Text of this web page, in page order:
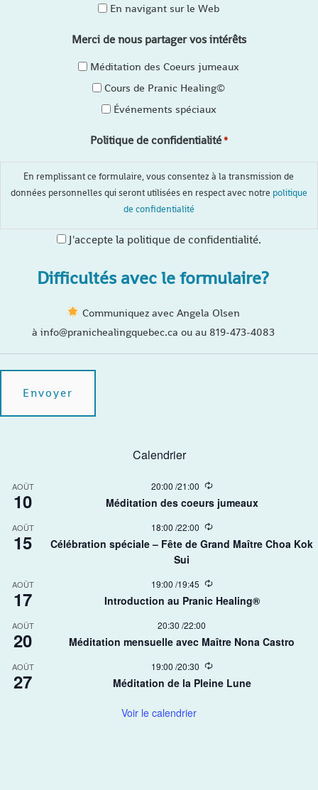
En navigant sur le Web
Merci de nous partager vos intérêts
Méditation des Coeurs jumeaux
Cours de Pranic Healing©
Événements spéciaux
Politique de confidentialité*
En remplissant ce formulaire, vous consentez à la transmission de
données personnelles qui seront utilisées en respect avec notre politique
de confidentialité
J'accepte la politique de confidentialité.
Difficultés avec le formulaire?
Communiquez avec Angela Olsen
à info@pranichealingquebec.ca ou au 819-473-4083
Calendrier
AOÛT
10
20:00 /21:00
R
c
r
r
Méditation des coeurs jumeaux
AOÛT
15
18:00 /22:00
R
c
r
n
Célébration spéciale – Fête de Grand Maître Choa Kok
Sui​
AOÛT
17
19:00 /19:45
R
e
c
r
n
Introduction au Pranic Healing®
AOÛT
20
20:30 /22:00
Méditation mensuelle avec Maître Nona Castro
AOÛT
27
19:00 /20:30
R
c
Méditation de la Pleine Lune
Voir le calendrier